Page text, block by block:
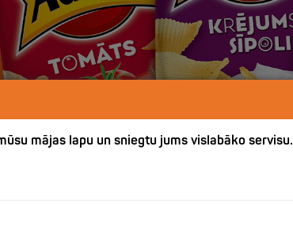
mājas lapu un sniegtu jums vislabāko servisu.